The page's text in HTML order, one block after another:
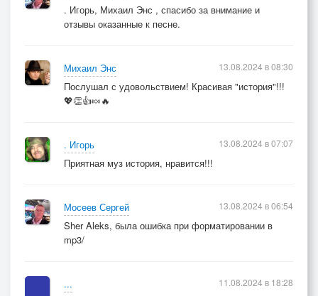
. Игорь, Михаил Энс , спасибо за внимание и
отзывы оказанные к песне.
Михаил Энс
Послушал с удовольствием! Красивая "история"!!!
💖👏👍🍬🔥
13.08.2024 в 08:30
. Игорь
Приятная муз история, нравится!!!
13.08.2024 в 07:07
Мосеев Сергей
Sher Aleks, была ошибка при форматировании в
mp3/
13.08.2024 в 06:54
...
11.08.2024 в 18:28